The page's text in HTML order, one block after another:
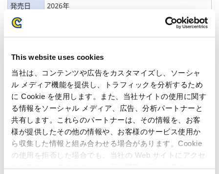
This website uses cookies
当社は、コンテンツや広告をカスタマイズし、ソーシャ
ル メディア機能を提供し、トラフィックを分析するため
に Cookie を使用します。また、当社サイトの使用に関す
る情報をソーシャル メディア、広告、分析パートナーと
共有します。これらのパートナーは、その情報を、お客
様が提供したその他の情報や、お客様のサービス使用か
ら収集した情報と組み合わせる場合があります。Cookie
の使用を拒否した場合でも、当社の Web サイトにアクセ
スすることはできますが、一部の機能が正しく動作しな
発売日
2026年
権利表記
タイトル
名
プラグマタ